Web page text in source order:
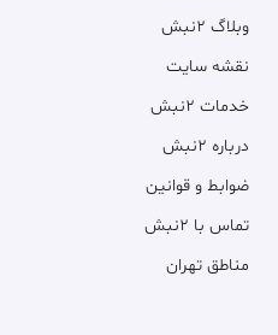
وبلاگ ۲نبش
نقشه سایت
خدمات ۲نبش
درباره ۲نبش
ضوابط و قوانین
تماس با ۲نبش
مناطق تهران